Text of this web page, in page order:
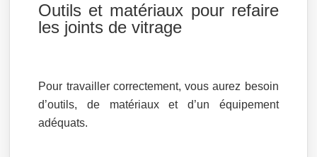
Outils et matériaux pour refaire
les joints de vitrage
Pour travailler correctement, vous aurez besoin
d’outils, de matériaux et d’un équipement
adéquats.